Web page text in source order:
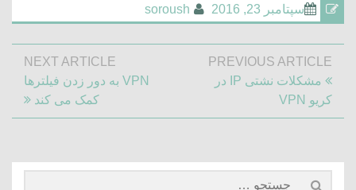
سپتامبر 23, 2016 soroush
راهبری
نوشته
PREVIOUS ARTICLE
Previous
Post:
مشکلات نشتی IP در
کریو VPN
NEXT ARTICLE
Next VPN به دور زدن فیلترها
کمک می کند
جستجو